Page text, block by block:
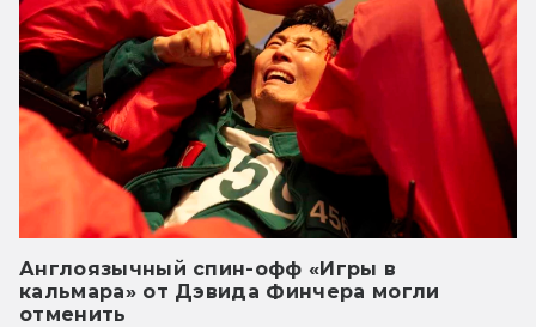
Англоязычный спин-офф «Игры в
кальмара» от Дэвида Финчера могли
отменить